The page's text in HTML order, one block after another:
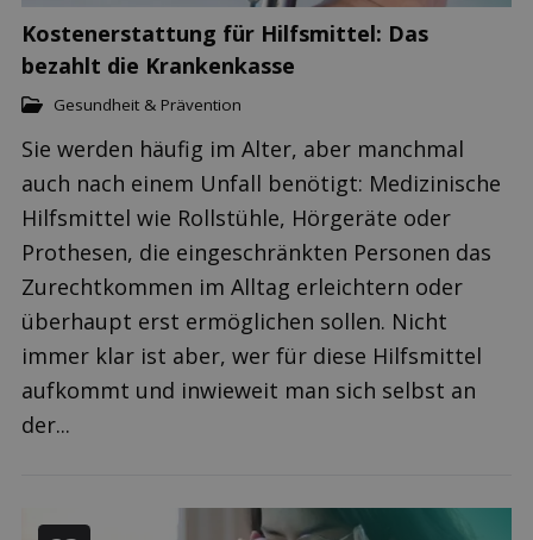
Kostenerstattung für Hilfsmittel: Das
bezahlt die Krankenkasse
Gesundheit & Prävention
Sie werden häufig im Alter, aber manchmal
auch nach einem Unfall benötigt: Medizinische
Hilfsmittel wie Rollstühle, Hörgeräte oder
Prothesen, die eingeschränkten Personen das
Zurechtkommen im Alltag erleichtern oder
überhaupt erst ermöglichen sollen. Nicht
immer klar ist aber, wer für diese Hilfsmittel
aufkommt und inwieweit man sich selbst an
der...